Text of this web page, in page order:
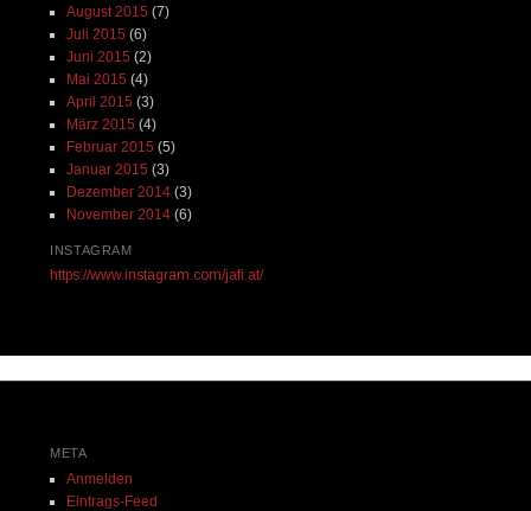
August 2015 (7)
Juli 2015 (6)
Juni 2015 (2)
Mai 2015 (4)
April 2015 (3)
März 2015 (4)
Februar 2015 (5)
Januar 2015 (3)
Dezember 2014(3)
November 2014(6)
INSTAGRAM
https://www.instagram.com/jafi.at/
META
Anmelden
Eintrags-Feed